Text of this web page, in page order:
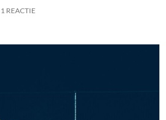
1 REACTIE